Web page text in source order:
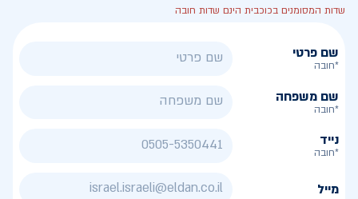
שדות המסומנים בכוכבית הינם שדות חובה
שם פרטי
*חובה
שם משפחה
*חובה
נייד
*חובה
מייל